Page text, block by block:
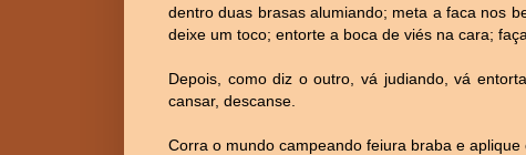
dentro duas brasas alumiando; meta a faca nos
deixe um toco; entorte a boca de viés na cara;
Depois, como diz o outro, vá judiando, vá
cansar, descanse.
Corra o mundo campeando feiura braba e